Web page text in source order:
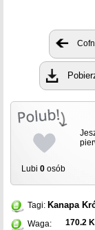
Lubi 0 osób
Tagi: Kanapa
Waga: 170.2